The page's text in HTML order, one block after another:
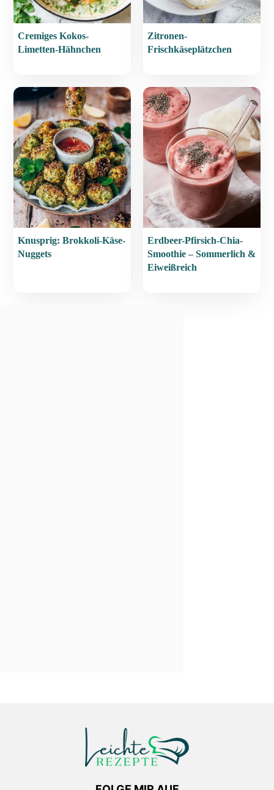
Cremiges Kokos-
Limetten-Hähnchen
Zitronen-
Frischkäseplätzchen
Knusprig: Brokkoli-Käse-
Nuggets
Erdbeer-Pfirsich-Chia-
Smoothie – Sommerlich &
Eiweißreich